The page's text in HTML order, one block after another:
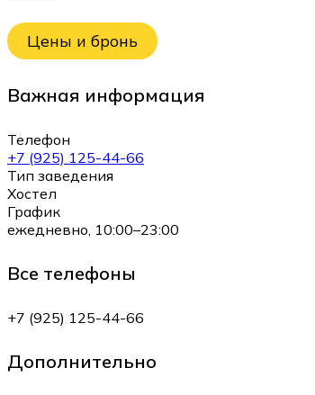
Цены и бронь
Важная информация
Телефон
+7 (925) 125-44-66
Тип заведения
Хостел
График
ежедневно, 10:00–23:00
Все телефоны
+7 (925) 125-44-66
Дополнительно